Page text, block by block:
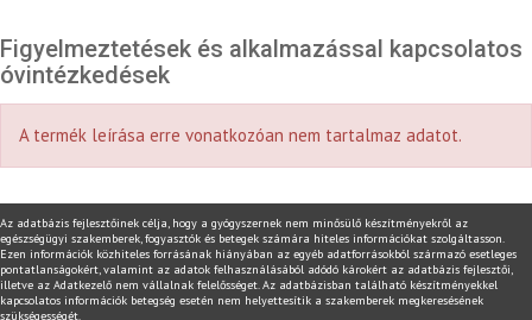
Figyelmeztetések és alkalmazással kapcsolatos
óvintézkedések
A termék leírása erre vonatkozóan nem tartalmaz adatot.
Az adatbázis fejlesztőinek célja, hogy a gyógyszernek nem minősülő készítményekről az
egészségügyi szakemberek, fogyasztók és betegek számára hiteles információkat szolgáltasson.
Ezen információk közhiteles forrásának hiányában az egyéb adatforrásokból származó esetleges
pontatlanságokért, valamint az adatok felhasználásából adódó károkért az adatbázis fejlesztői,
illetve az Adatkezelő nem vállalnak felelősséget. Az adatbázisban található készítményekkel
kapcsolatos információk betegség esetén nem helyettesítik a szakemberek megkeresésének
szükségességét.